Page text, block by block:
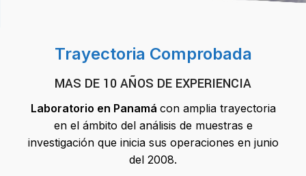
Trayectoria Comprobada
MAS DE 10 AÑOS DE EXPERIENCIA
Laboratorio en Panamá con amplia trayectoria
en el ámbito del análisis de muestras e
investigación que inicia sus operaciones en junio
del 2008.